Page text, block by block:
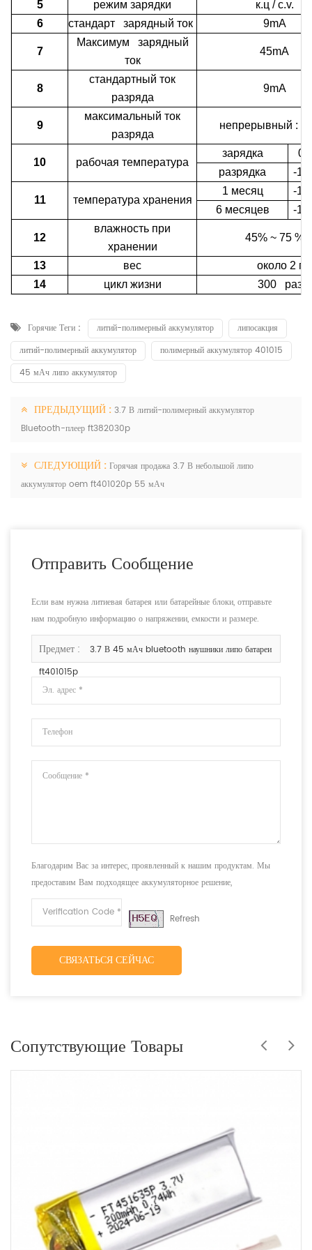
5 режим зарядки
к.ц / c.v.
6
стандарт зарядный ток 9mA
7
Максимум зарядный
ток
45mA
8
стандартный ток
разряда
9mA
9
максимальный ток
разряда
непрерывный :
10 рабочая температура
зарядка
0
разрядка
-10
11 температура хранения
1 месяц
-10
6 месяцев
-10
12
влажность при
хранении
45% ~ 75%
13 вес
около 2 г
14
цикл жизни 300 раз
Горячие Теги : литий-полимерный аккумулятор
липосакция
литий-полимерный аккумулятор
полимерный аккумулятор 401015
45 мАч липо аккумулятор
ПРЕДЫДУЩИЙ : 3.7 В литий-полимерный аккумулятор
Bluetooth-плеер ft382030p
СЛЕДУЮЩИЙ : Горячая продажа 3.7 В небольшой липо
аккумулятор oem ft401020p 55 мАч
Отправить Сообщение
Если вам нужна литиевая батарея или батарейные блоки, отправьте
нам подробную информацию о напряжении, емкости и размере.
Предмет :
3.7 В 45 мАч bluetooth наушники липо батареи
ft401015p
Благодарим Вас за интерес, проявленный к нашим продуктам. Мы
предоставим Вам подходящее аккумуляторное решение,
соответствующее Вашим требованиям.
Refresh
СВЯЗАТЬСЯ СЕЙЧАС
Сопутствующие Товары